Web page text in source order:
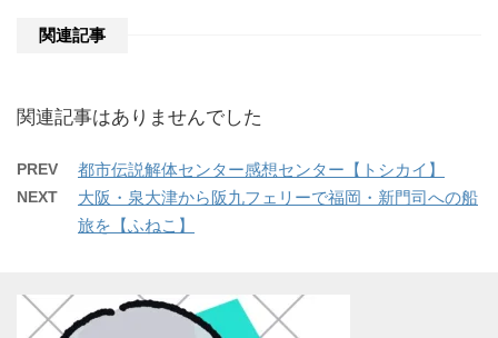
関連記事
関連記事はありませんでした
PREV 都市伝説解体センター感想センター【トシカイ】
NEXT
大阪・泉大津から阪九フェリーで福岡・新門司への船
旅を【ふねこ】